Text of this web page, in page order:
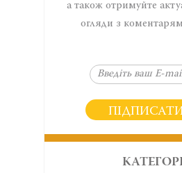
а також отримуйте
огляди з